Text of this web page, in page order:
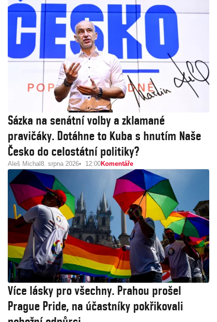
Sázka na senátní volby a zklamané
pravičáky. Dotáhne to Kuba s hnutím Naše
Česko do celostátní politiky?
Aleš Michal 8. srpna 2026 12:00Komentáře
Více lásky pro všechny. Prahou prošel
Prague Pride, na účastníky pokřikovali